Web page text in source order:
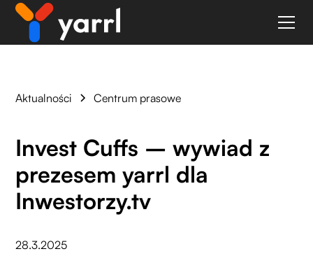
Aktualności Centrum prasowe
Invest Cuffs – wywiad z
prezesem yarrl dla
Inwestorzy.tv
28.3.2025